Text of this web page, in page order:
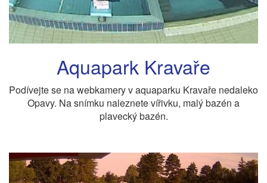
Aquapark Kravaře
Podívejte se na webkamery v aquaparku Kravaře nedaleko
Opavy. Na snímku naleznete vířivku, malý bazén a
plavecký bazén.